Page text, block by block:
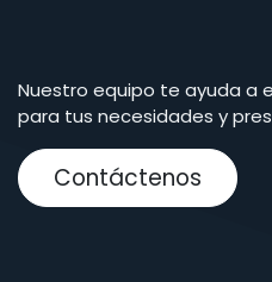
Nuestro equipo te ayuda a
para tus necesidades y
Contáctenos